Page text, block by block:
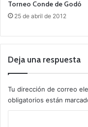
Torneo Conde de Godó
25 de abril de 2012
Deja una respuesta
Tu dirección de correo
obligatorios están